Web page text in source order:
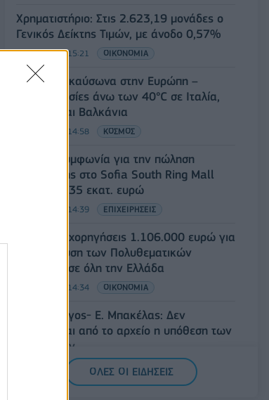
Χρηματιστήριο: Στις 2.623,19 μονάδες ο
Γενικός Δείκτης Τιμών, με άνοδο 0,57%
07/08/2026 - 15:21 ΟΙΚΟΝΟΜΙΑ
Νέο κύμα καύσωνα στην Ευρώπη –
Θερμοκρασίες άνω των 40°C σε Ιταλία,
Ισπανία και Βαλκάνια
07/08/2026 - 14:58 ΚΟΣΜΟΣ
Fourlis: Συμφωνία για την πώληση
συμμετοχής στο Sofia South Ring Mall
έναντι 49,35 εκατ. ευρώ
07/08/2026 - 14:39 ΕΠΙΧΕΙΡΗΣΕΙΣ
ΥΠΠΟ: Επιχορηγήσεις 1.106.000 ευρώ για
την ενίσχυση των Πολυθεματικών
Φεστιβάλ σε όλη την Ελλάδα
07/08/2026 - 14:34 ΟΙΚΟΝΟΜΙΑ
Άρειος Πάγος- Ε. Μπακέλας: Δεν
ανασύρεται από το αρχείο η υπόθεση των
υποκλοπών
07/08/2026 - 14:11 ΕΛΛΑΔΑ
ΟΛΕΣ ΟΙ ΕΙΔΗΣΕΙΣ